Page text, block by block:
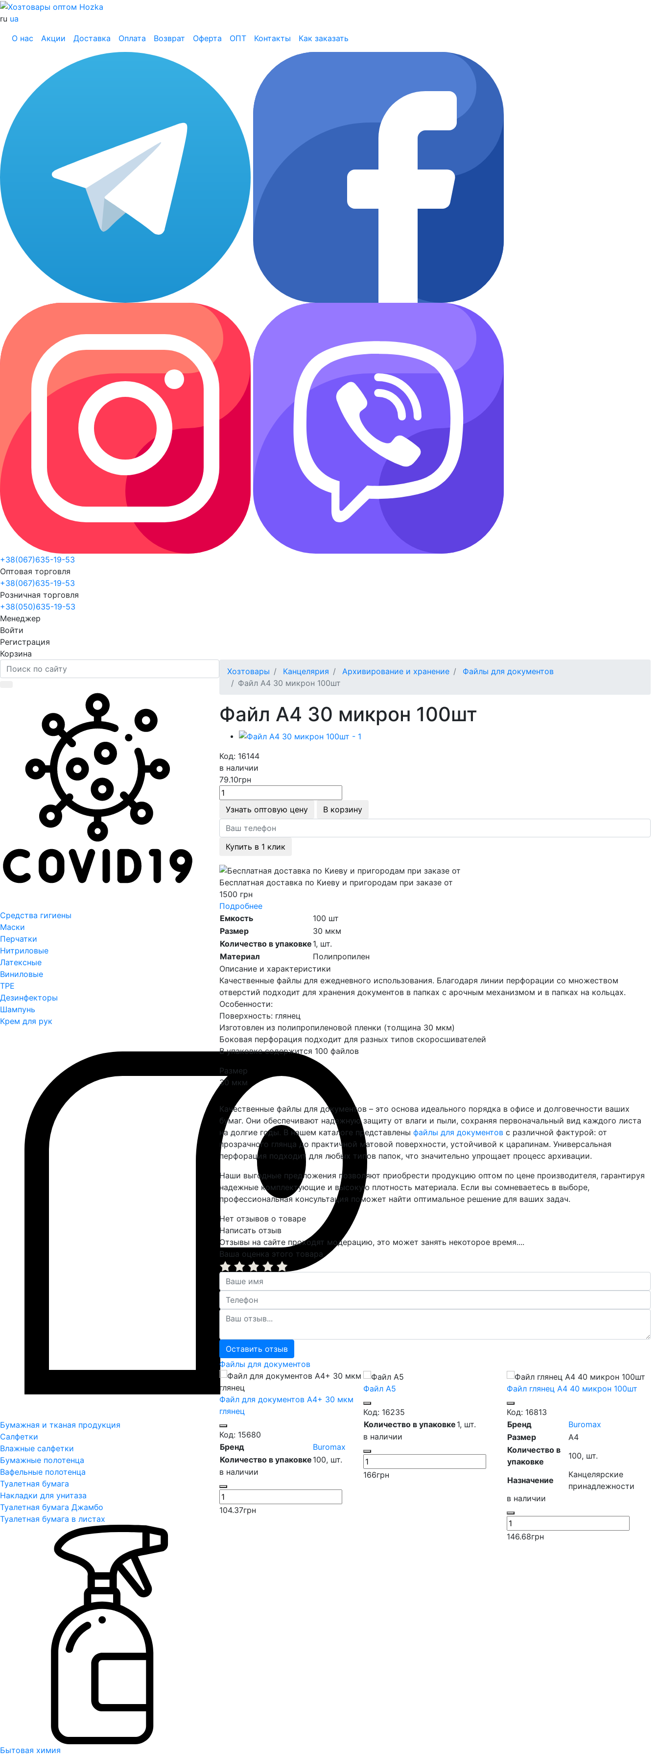
ru ua
О нас
Акции Доставка Оплата Возврат Оферта ОПТ Контакты Как заказать
+38(067)635-19-53
Оптовая торговля
+38(067)635-19-53
Розничная торговля
+38(050)635-19-53
Менеджер
Войти
Регистрация
Корзина
Средства гигиены
Маски
Перчатки
Нитриловые
Латексные
Виниловые
TPE
Дезинфекторы
Шампунь
Крем для рук
Бумажная и тканая продукция
Салфетки
Влажные салфетки
Бумажные полотенца
Вафельные полотенца
Туалетная бумага
Накладки для унитаза
Туалетная бумага Джамбо
Туалетная бумага в листах
Бытовая химия
Хозтовары Канцелярия Архивирование и хранение
Файлы для документов
Файл А4 30 микрон 100шт
Файл А4 30 микрон 100шт
Код: 16144
в наличии
79.10грн
Узнать оптовую цену В корзину
Купить в 1 клик
Бесплатная доставка по Киеву и пригородам при заказе от
1500 грн
Подробнее
Емкость
100 шт
Размер
30 мкм
Количество в упаковке 1, шт.
Материал
Полипропилен
Описание и характеристики
Качественные файлы для ежедневного использования. Благодаря линии перфорации со множеством
отверстий подходит для хранения документов в папках с арочным механизмом и в папках на кольцах.
Особенности:
Поверхность: глянец
Изготовлен из полипропиленовой пленки (толщина 30 мкм)
Боковая перфорация подходит для разных типов скоросшивателей
В упаковке содержится 100 файлов
Размер
30 мкм
Качественные файлы для документов – это основа идеального порядка в офисе и долговечности ваших
бумаг. Они обеспечивают надежную защиту от влаги и пыли, сохраняя первоначальный вид каждого листа
на долгие годы. В нашем каталоге представлены файлы для документов с различной фактурой: от
прозрачного глянца до практичной матовой поверхности, устойчивой к царапинам. Универсальная
перфорация подходит для любых типов папок, что значительно упрощает процесс архивации.
Наши выгодные предложения позволяют приобрести продукцию оптом по цене производителя, гарантируя
надежные комплектующие и высокую плотность материала. Если вы сомневаетесь в выборе,
профессиональная консультация поможет найти оптимальное решение для ваших задач.
Нет отзывов о товаре
Написать отзыв
Отзывы на сайте проходят модерацию, это может занять некоторое время....
Ваша оценка этого товара
Оставить отзыв
Файлы для документов
Файл для документов А4+ 30 мкм
глянец
Код: 15680
Бренд
Buromax
Количество в упаковке 100, шт.
в наличии
104.37грн
Файл А5
Код: 16235
Количество в упаковке 1, шт.
в наличии
166грн
Файл глянец А4 40 микрон 100шт
Код: 16813
Бренд
Buromax
Размер
А4
Количество в
упаковке
100, шт.
Назначение
Канцелярские
принадлежности
в наличии
146.68грн